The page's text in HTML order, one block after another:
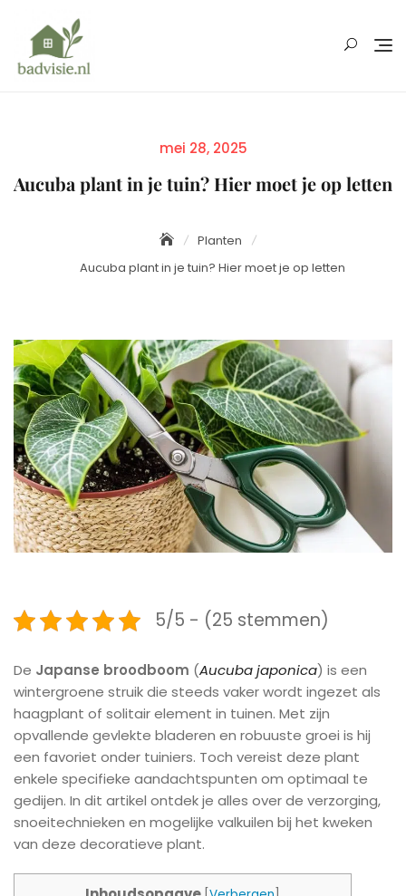
content
Posted
mei 28, 2025
Aucuba plant in je tuin? Hier moet je op letten
Planten
Aucuba plant in je tuin? Hier moet je op letten
5/5 - (25 stemmen)
De Japanse broodboom (Aucuba japonica) is een
wintergroene struik die steeds vaker wordt ingezet als
haagplant of solitair element in tuinen. Met zijn
opvallende gevlekte bladeren en robuuste groei is hij
een favoriet onder tuiniers. Toch vereist deze plant
enkele specifieke aandachtspunten om optimaal te
gedijen. In dit artikel ontdek je alles over de verzorging,
snoeitechnieken en mogelijke valkuilen bij het kweken
van deze decoratieve plant.